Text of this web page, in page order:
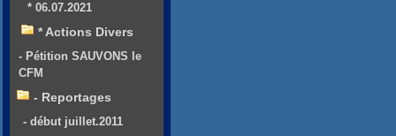
* 06.07.2021
* Actions Divers
- Pétition SAUVONS le
CFM
- Reportages
- début juillet.2011